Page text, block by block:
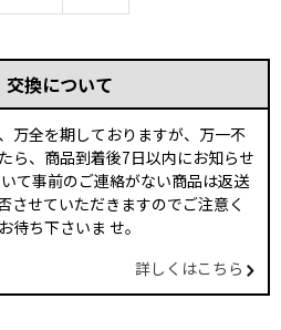
交換について
万全を期しておりますが、万一不
ら、商品到着後7日以内にお知らせ
て事前のご連絡がない商品は返送
させていただきますのでご注意く
待ち下さいま せ。
詳しくはこちら